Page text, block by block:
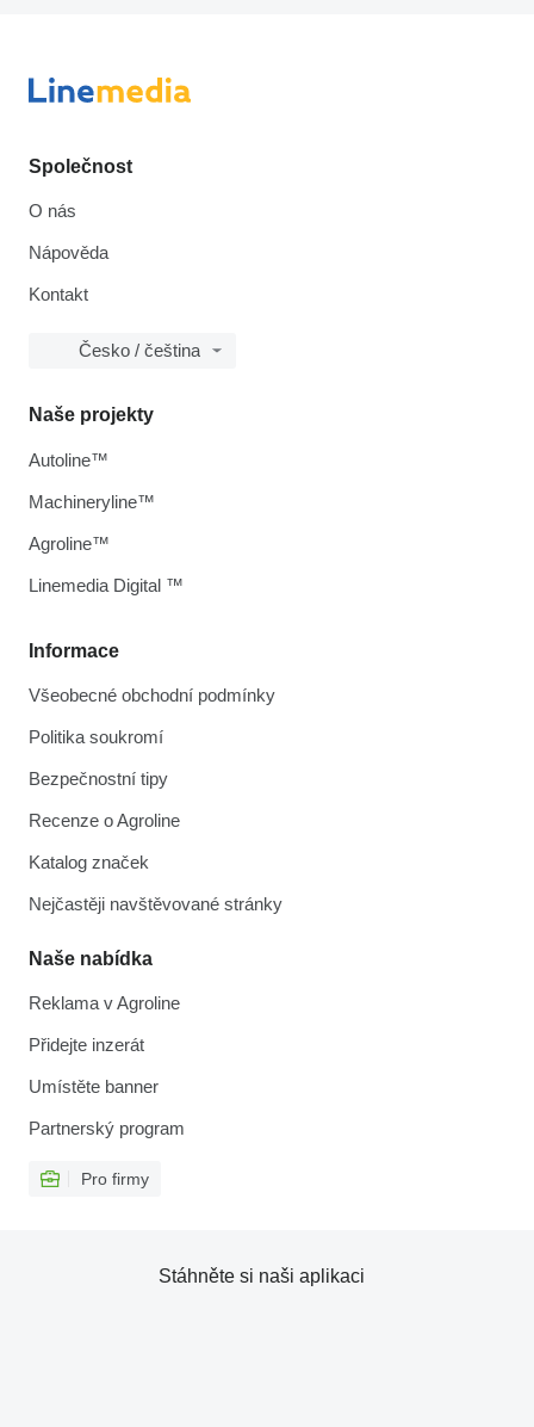
Společnost
O nás
Nápověda
Kontakt
Česko / čeština
Informace
Všeobecné obchodní podmínky
Politika soukromí
Bezpečnostní tipy
Recenze o Agroline
Katalog značek
Nejčastěji navštěvované stránky
Naše nabídka
Reklama v Agroline
Přidejte inzerát
Umístěte banner
Partnerský program
Pro firmy
Naše projekty
Autoline™
Machineryline™
Agroline™
Linemedia Digital ™
Stáhněte si naši aplikaci